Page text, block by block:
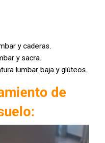
y caderas.
y sacra.
lumbar baja y glúteos.
de